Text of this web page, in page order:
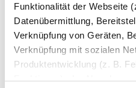
Funktionalität der Webseite
Datenübermittlung,
Verknüpfung von Geräten,
Verknüpfung mit sozialen
Produktentwicklung (z. B.
Funktionen), der
Glastrennwand Dusche
Satinatoglas mit schwarzem
Druck FRAME TRIANGEL